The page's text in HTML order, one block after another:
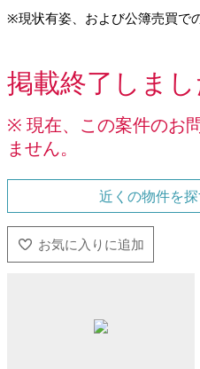
※現状有姿、および公簿売買で
掲載終了しまし
※ 現在、この案件のお
ません。
近くの物件を探